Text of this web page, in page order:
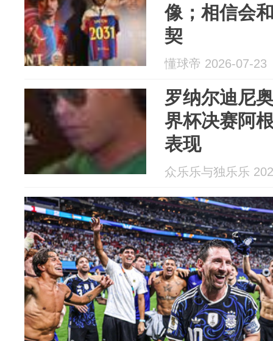
像；相信会
契
懂球帝 2026-07-23
罗纳尔迪尼
界杯决赛阿
表现
众乐乐与独乐乐